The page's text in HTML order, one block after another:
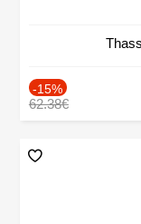
-15%
62.38€